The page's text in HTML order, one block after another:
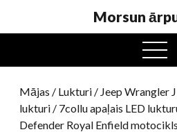
Morsun
Mājas / Lukturi / Jeep Wrangler
lukturi / 7collu apaļais LED
Defender Royal Enfield motocikls